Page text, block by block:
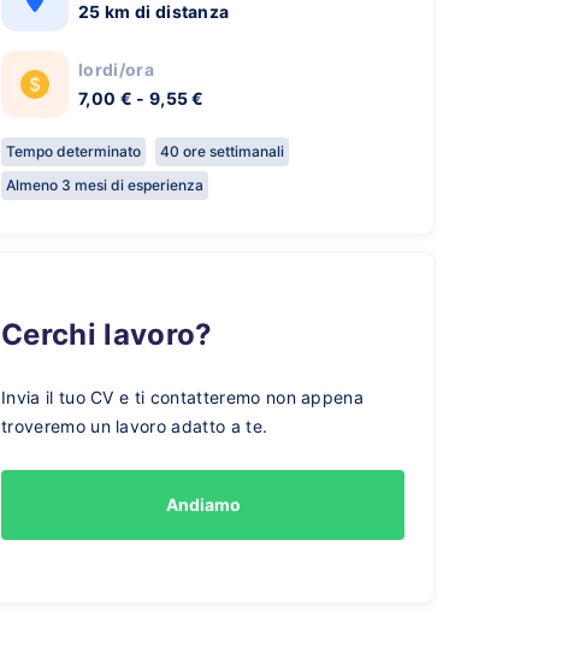
25 km di distanza
lordi/ora
7,00 € - 9,55 €
Tempo determinato
40 ore settimanali
Almeno 3 mesi di esperienza
Cerchi lavoro?
Invia il tuo CV e ti contatteremo non appena
troveremo un lavoro adatto a te.
Andiamo